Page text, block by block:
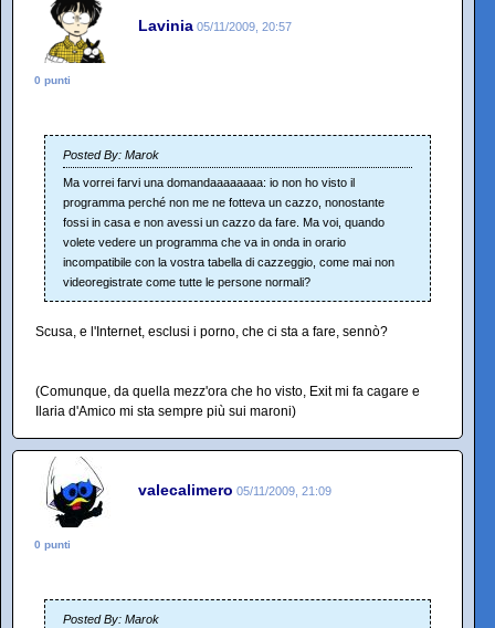
Lavinia 05/11/2009, 20:57
0 punti
Posted By: Marok
Ma vorrei farvi una domandaaaaaaaa: io non ho visto il
programma perché non me ne fotteva un cazzo, nonostante
fossi in casa e non avessi un cazzo da fare. Ma voi, quando
volete vedere un programma che va in onda in orario
incompatibile con la vostra tabella di cazzeggio, come mai non
videoregistrate come tutte le persone normali?
Scusa, e l'Internet, esclusi i porno, che ci sta a fare, sennò?
(Comunque, da quella mezz'ora che ho visto, Exit mi fa cagare e
Ilaria d'Amico mi sta sempre più sui maroni)
valecalimero 05/11/2009, 21:09
0 punti
Posted By: Marok